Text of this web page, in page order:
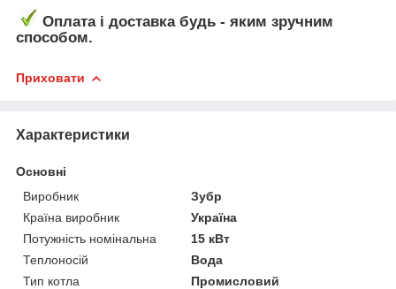
Оплата і доставка будь - яким зручним
способом.
Приховати
Характеристики
Основні
Виробник
Зубр
Країна виробник
Україна
Потужність номінальна
15 кВт
Теплоносій
Вода
Тип котла
Промисловий